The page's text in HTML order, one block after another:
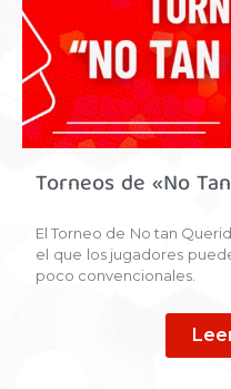
Torneos de «No
El Torneo de No tan
el que los jugadores
poco convencionales.